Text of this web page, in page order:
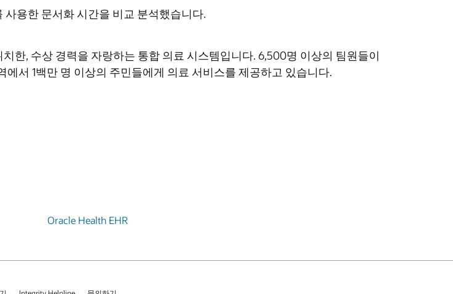
용한 문서화 시간을 비교 분석했습니다.
한, 수상 경력을 자랑하는 통합 의료 시스템입니다. 6,500명 이상의 팀원들이
서 1백만 명 이상의 주민들에게 의료 서비스를 제공하고 있습니다.
Oracle Health EHR